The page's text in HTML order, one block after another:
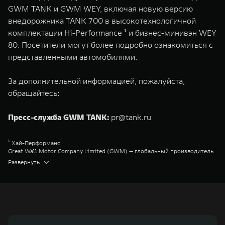
GWM TANK и GWM WEY, включая новую версию
внедорожника TANK 700 в высокотехнологичной
комплектации Hi-Performance ¹ и бизнес-минивэн WEY
80. Посетители могут более подробно ознакомиться с
представленными автомобилями.
За дополнительной информацией, пожалуйста,
обращайтесь:
Пресс-служба GWM TANK: pr@tank.ru
¹ Хай-Перформанс
Great Wall Motor Company Limited (GWM) — глобальный производитель
внедорожников, кроссоверов и пикапов, специализирующийся на
интеллектуальных технологиях и экологичном производстве. Компания
Развернуть